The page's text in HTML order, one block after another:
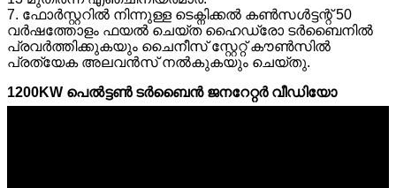
7. ഫോർസ്റ്ററിൽ നിന്നുള്ള ടെക്നിക്കൽ കൺസൾട്ടന്റ് 50
വർഷത്തോളം ഫയൽ ചെയ്ത ഹൈഡ്രോ ടർബൈനിൽ
പ്രവർത്തിക്കുകയും ചൈനീസ് സ്റ്റേറ്റ് കൗൺസിൽ
പ്രത്യേക അലവൻസ് നൽകുകയും ചെയ്തു.
1200KW പെൽട്ടൺ ടർബൈൻ ജനറേറ്റർ വീഡിയോ